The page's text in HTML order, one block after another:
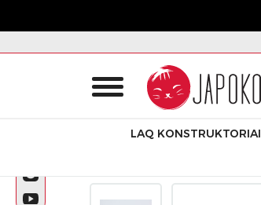
LAQ KONSTRUKTORIAI